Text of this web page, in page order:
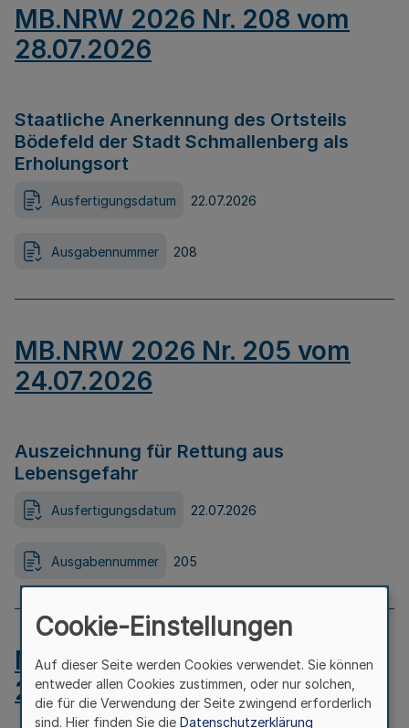
MB.NRW 2026 Nr. 208 vom
28.07.2026
Staatliche Anerkennung des Ortsteils
Bödefeld der Stadt Schmallenberg als
Erholungsort
Ausfertigungsdatum 22.07.2026
Ausgabennummer 208
MB.NRW 2026 Nr. 205 vom
24.07.2026
Auszeichnung für Rettung aus
Lebensgefahr
Ausfertigungsdatum 22.07.2026
Ausgabennummer 205
MB.NRW 2026 Nr. 204 vom
24.07.2026
Cookie-Einstellungen
Auf dieser Seite werden Cookies verwendet. Sie können
entweder allen Cookies zustimmen, oder nur solchen,
die für die Verwendung der Seite zwingend erforderlich
sind. Hier finden Sie die Datenschutzerklärung